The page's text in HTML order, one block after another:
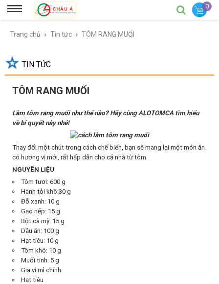
0
Trang chủ Tin tức TÔM RANG MUỐI
TIN TỨC
TÔM RANG MUỐI
Làm tôm rang muối như thế nào? Hãy cùng ALOTOMCA tìm hiểu
về bí quyết này nhé!
Thay đổi một chút trong cách chế biến, bạn sẽ mang lại một món ăn
có hương vị mới, rất hấp dẫn cho cả nhà từ tôm.
NGUYÊN LIỆU
Tôm tươi: 600 g
Hành tỏi khô:30 g
Đỗ xanh: 10 g
Gạo nếp: 15 g
Bột cà mỳ: 15 g
Dầu ăn: 100 g
Hạt tiêu: 10 g
Tôm khô: 10 g
Muối tinh: 5 g
Gia vị mì chính
Hạt tiêu